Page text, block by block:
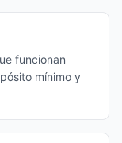
funcionan
mínimo y